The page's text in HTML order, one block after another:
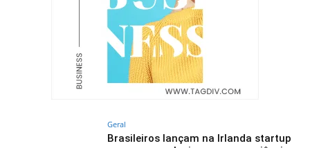
Geral
Brasileiros lançam na Irlanda startup